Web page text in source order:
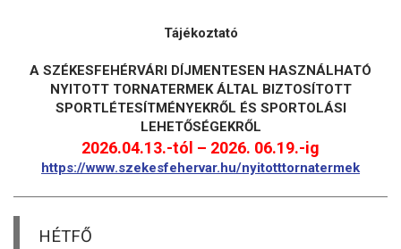
Tájékoztató
A SZÉKESFEHÉRVÁRI DÍJMENTESEN HASZNÁLHATÓ
NYITOTT TORNATERMEK ÁLTAL BIZTOSÍTOTT
SPORTLÉTESÍTMÉNYEKRŐL ÉS SPORTOLÁSI
LEHETŐSÉGEKRŐL
2026.04.13.-tól – 2026. 06.19.-ig
https://www.szekesfehervar.hu/nyitotttornatermek
HÉTFŐ